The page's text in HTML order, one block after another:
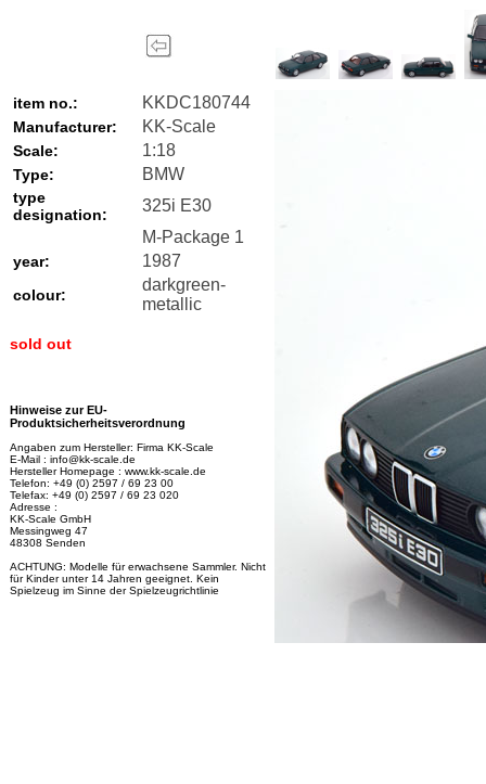
item no.: KKDC180744
Manufacturer: KK-Scale
Scale: 1:18
Type: BMW
type
designation:
325i E30
M-Package 1
year: 1987
colour:
darkgreen-
metallic
sold out
Hinweise zur EU-
Produktsicherheitsverordnung
Angaben zum Hersteller: Firma KK-Scale
E-Mail : info@kk-scale.de
Hersteller Homepage : www.kk-scale.de
Telefon: +49 (0) 2597 / 69 23 00
Telefax: +49 (0) 2597 / 69 23 020
Adresse :
KK-Scale GmbH
Messingweg 47
48308 Senden
ACHTUNG: Modelle für erwachsene Sammler. Nicht
für Kinder unter 14 Jahren geeignet. Kein
Spielzeug im Sinne der Spielzeugrichtlinie